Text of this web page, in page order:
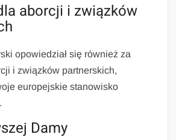
aborcji i związków
opowiedział się również za
i związków partnerskich,
europejskie stanowisko
Damy